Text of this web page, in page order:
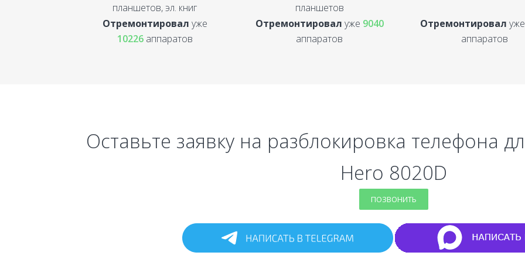
планшетов, эл. книг
Отремонтировал уже
10226аппаратов
планшетов
Отремонтировал уже 9040
аппаратов
Отремонтировал
аппаратов
Оставьте заявку на разблокировка телефона
Hero 8020D
ПОЗВОНИТЬ